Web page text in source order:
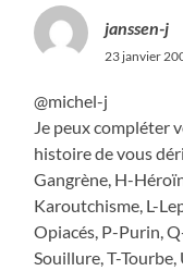
janssen-j
23 janvier
@michel-j
Je peux compléter
histoire de vous
Gangrène, H-
Karoutchisme, L-
Opiacés, P-Purin,
Souillure, T-